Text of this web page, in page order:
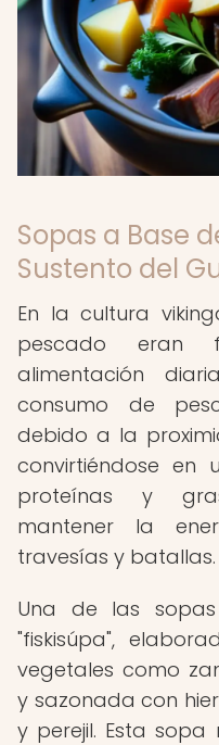
Sopas a Base
Sustento del
En la cultura
pescado eran
alimentación
consumo de
debido a la
convirtiéndose en
proteínas y
mantener la
travesías y batallas.
Una de las
"fiskisúpa",
vegetales como
y sazonada con
y perejil. Esta sopa